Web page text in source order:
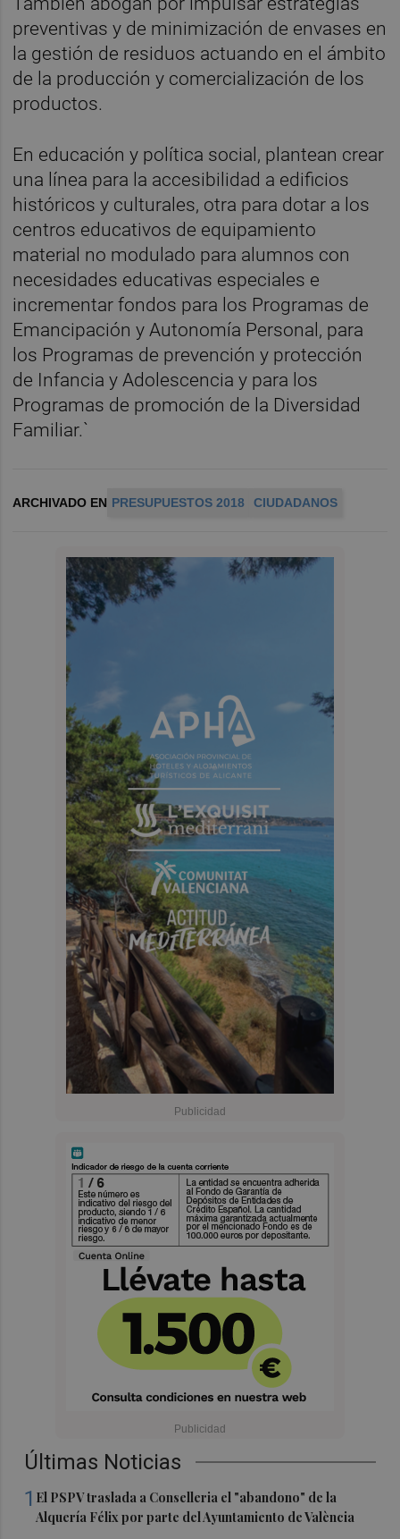
Últimas Noticias
1 El PSPV traslada a Conselleria el "abandono" de la
Alquería Félix por parte del Ayuntamiento de València
preventivas y de minimización de envases en
la gestión de residuos actuando en el ámbito
de la producción y comercialización de los
productos.
En educación y política social, plantean crear
una línea para la accesibilidad a edificios
históricos y culturales, otra para dotar a los
centros educativos de equipamiento
material no modulado para alumnos con
necesidades educativas especiales e
incrementar fondos para los Programas de
Emancipación y Autonomía Personal, para
los Programas de prevención y protección
de Infancia y Adolescencia y para los
Programas de promoción de la Diversidad
Familiar.`
ARCHIVADO EN PRESUPUESTOS 2018 CIUDADANOS